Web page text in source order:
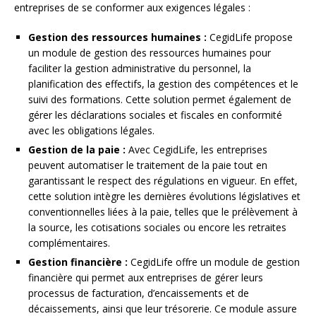
entreprises de se conformer aux exigences légales :
Gestion des ressources humaines : CegidLife propose
un module de gestion des ressources humaines pour
faciliter la gestion administrative du personnel, la
planification des effectifs, la gestion des compétences et le
suivi des formations. Cette solution permet également de
gérer les déclarations sociales et fiscales en conformité
avec les obligations légales.
Gestion de la paie : Avec CegidLife, les entreprises
peuvent automatiser le traitement de la paie tout en
garantissant le respect des régulations en vigueur. En effet,
cette solution intègre les dernières évolutions législatives et
conventionnelles liées à la paie, telles que le prélèvement à
la source, les cotisations sociales ou encore les retraites
complémentaires.
Gestion financière : CegidLife offre un module de gestion
financière qui permet aux entreprises de gérer leurs
processus de facturation, d’encaissements et de
décaissements, ainsi que leur trésorerie. Ce module assure